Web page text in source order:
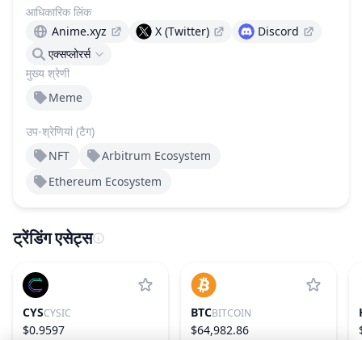
मुख्य श्रेणी
Meme
उप-श्रेणियां (टैग)
NFT
Arbitrum Ecosystem
Ethereum Ecosystem
आधिकारिक लिंक
Anime.xyz
X (Twitter)
Discord
एक्सप्लोरर्स
ट्रेंडिंग एसेट्स
CYSCYSIC
$0.9597
BTCBITCOIN
$64,982.86